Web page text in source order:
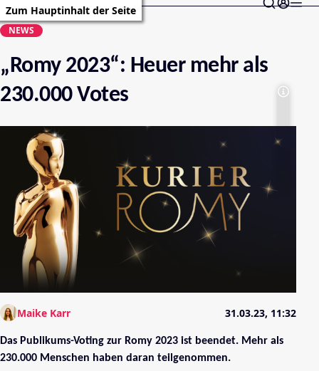
Zum Hauptinhalt der Seite
NEWS
„Romy 2023“: Heuer mehr als
230.000 Votes
Maike Karr 31.03.23, 11:32
Das Publikums-Voting zur Romy 2023 ist beendet. Mehr als
230.000 Menschen haben daran teilgenommen.